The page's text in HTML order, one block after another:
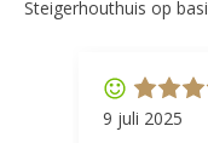
Steigerhouthuis op
9 juli 2025